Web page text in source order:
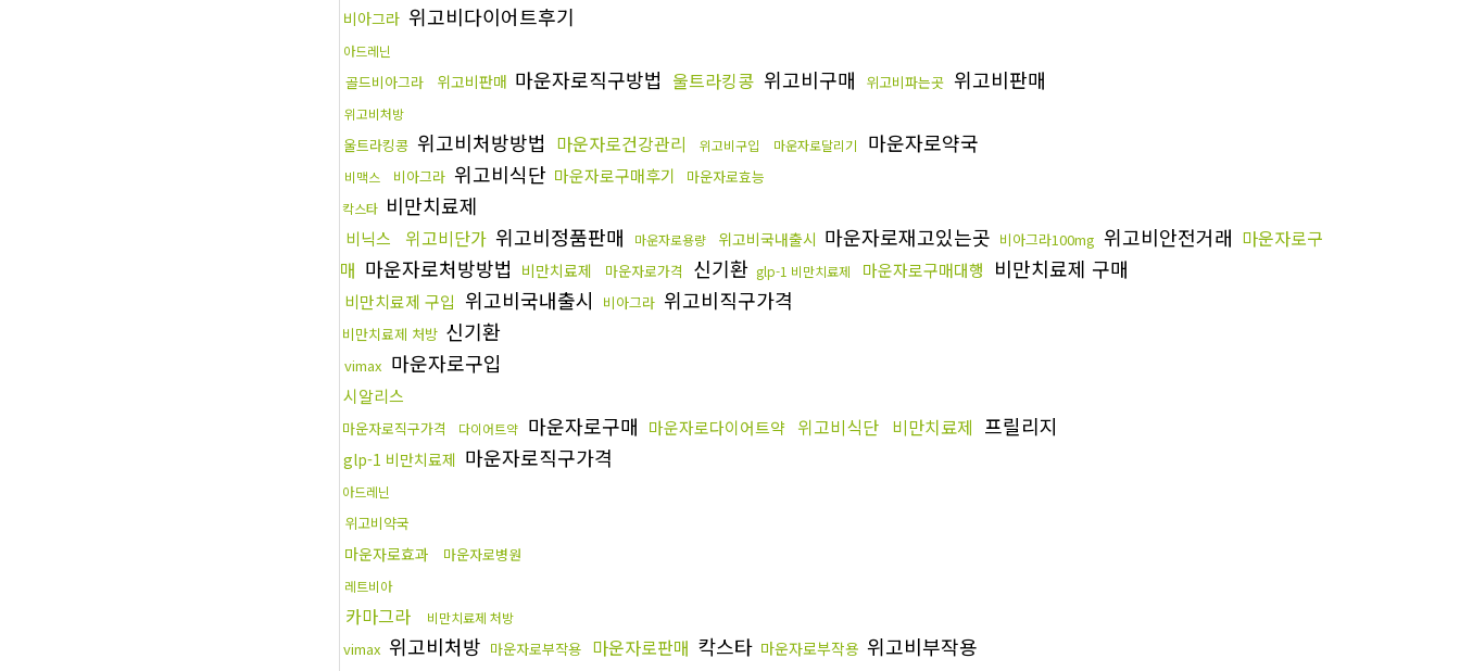
비아그라 위고비다이어트후기
아드레닌
골드비아그라 위고비판매 마운자로직구방법 울트라킹콩 위고비구매 위고비파는곳 위고비판매
위고비처방
울트라킹콩 위고비처방방법 마운자로건강관리 위고비구입 마운자로달리기 마운자로약국
비맥스 비아그라 위고비식단 마운자로구매후기 마운자로효능
칵스타 비만치료제
비닉스 위고비단가 위고비정품판매 마운자로용량 위고비국내출시 마운자로재고있는곳 비아그라100mg 위고비안전거래 마운자로구
매 마운자로처방방법 비만치료제 마운자로가격 신기환 glp-1 비만치료제 마운자로구매대행 비만치료제 구매
비만치료제 구입 위고비국내출시 비아그라 위고비직구가격
비만치료제 처방 신기환
vimax 마운자로구입
시알리스
마운자로직구가격 다이어트약 마운자로구매 마운자로다이어트약 위고비식단 비만치료제 프릴리지
glp-1 비만치료제 마운자로직구가격
아드레닌
위고비약국
마운자로효과 마운자로병원
레트비아
카마그라 비만치료제 처방
vimax 위고비처방 마운자로부작용 마운자로판매 칵스타 마운자로부작용 위고비부작용